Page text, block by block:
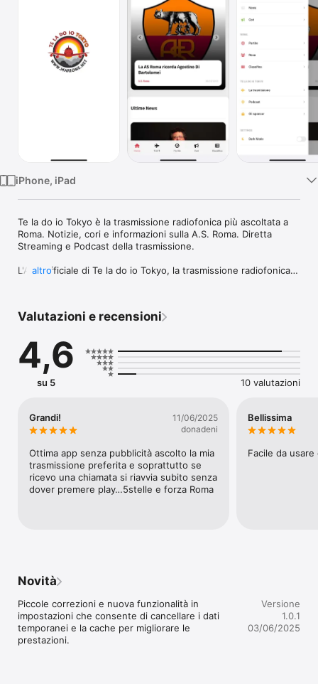
iPhone, iPad
Te la do io Tokyo è la trasmissione radiofonica più ascoltata a
Roma. Notizie, cori e informazioni sulla A.S. Roma. Diretta
Streaming e Podcast della trasmissione.
L'App ufficiale di Te la do io Tokyo, la trasmissione radiofonica
nazionali e cittadine. Ideata e condotta da Mario Corsi (da molti
giorni dalle 10 alle 14 e ospita interventi di personaggi
importanti del mondo del calcio e non solo. Con la nostra
nuova applicazione, compatibile con iPhone e iPad, puoi
ascoltare la Diretta streaming e i Podcast della trasmissione e
della Curva Sud e molto altro.
altro
Valutazioni e recensioni
4,6
su 5 10 valutazioni
Grandi!
11/06/2025
donadeni
Ottima app senza pubblicità ascolto la mia
trasmissione preferita e soprattutto se
ricevo una chiamata si riavvia subito senza
dover premere play…5stelle e forza Roma
Bellissima
Facile da
Novità
Piccole correzioni e nuova funzionalità in
impostazioni che consente di cancellare i dati
temporanei e la cache per migliorare le
prestazioni.
Versione
1.0.1
03/06/2025